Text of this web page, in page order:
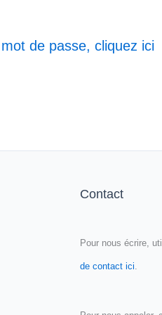
de passe, cliquez ici
Contact
Pour nous écrire,
de contact ici.